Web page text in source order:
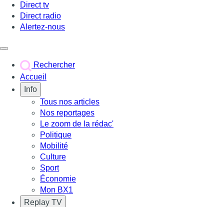
Direct tv
Direct radio
Alertez-nous
Rechercher
Accueil
Info
Tous nos articles
Nos reportages
Le zoom de la rédac'
Politique
Mobilité
Culture
Sport
Économie
Mon BX1
Replay TV